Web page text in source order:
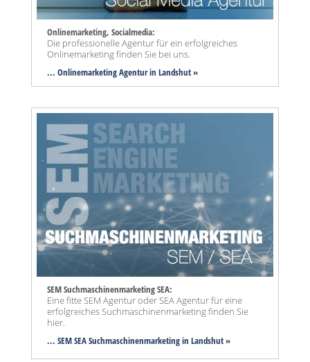
Onlinemarketing, Socialmedia:
Die professionelle Agentur für ein erfolgreiches
Onlinemarketing finden Sie bei uns.
... Onlinemarketing Agentur in Landshut »
SEM Suchmaschinenmarketing SEA:
Eine fitte SEM Agentur oder SEA Agentur für eine
erfolgreiches Suchmaschinenmarketing finden Sie
hier.
... SEM SEA Suchmaschinenmarketingin Landshut »